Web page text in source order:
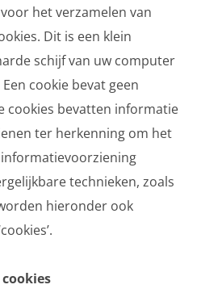
het verzamelen van
Dit is een klein
schijf van uw computer
cookie bevat geen
cookies bevatten informatie
ter herkenning om het
technieken, zoals
hieronder ook